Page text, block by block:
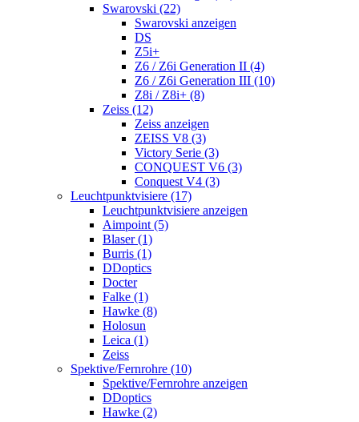
Swarovski (22)
Swarovski anzeigen
DS
Z5i+
Z6 / Z6i Generation II (4)
Z6 / Z6i Generation III (10)
Z8i / Z8i+ (8)
Zeiss (12)
Zeiss anzeigen
ZEISS V8 (3)
Victory Serie (3)
CONQUEST V6 (3)
Conquest V4 (3)
Leuchtpunktvisiere (17)
Leuchtpunktvisiere anzeigen
Aimpoint (5)
Blaser (1)
Burris (1)
DDoptics
Docter
Falke (1)
Hawke (8)
Holosun
Leica (1)
Zeiss
Spektive/Fernrohre (10)
Spektive/Fernrohre anzeigen
DDoptics
Hawke (2)